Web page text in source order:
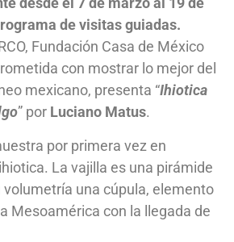
de visitas guiadas.
Fundación Casa de México
con mostrar lo mejor del
mexicano, presenta “Ihiotica
” por Luciano Matus.
por primera vez en
La vajilla es una pirámide
volumetría una cúpula, elemento
Mesoamérica con la llegada de